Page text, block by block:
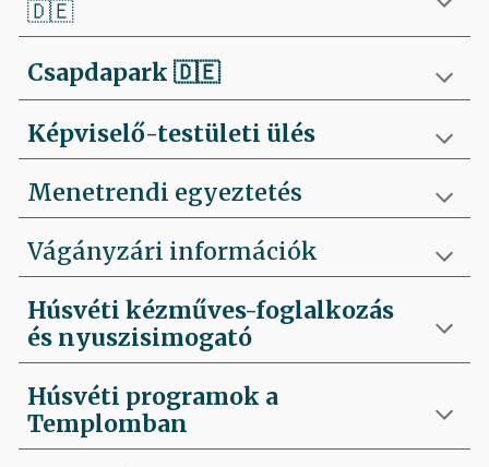
🇩🇪
Csapdapark 🇩🇪
Képviselő-testületi ülés
Menetrendi egyeztetés
Vágányzári információk
Húsvéti kézműves-foglalkozás
és nyuszisimogató
Húsvéti programok a
Templomban